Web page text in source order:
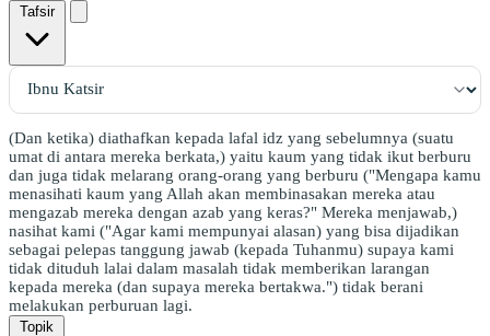
Tafsir
(Dan ketika) diathafkan kepada lafal idz yang sebelumnya (suatu
umat di antara mereka berkata,) yaitu kaum yang tidak ikut berburu
dan juga tidak melarang orang-orang yang berburu ("Mengapa kamu
menasihati kaum yang Allah akan membinasakan mereka atau
mengazab mereka dengan azab yang keras?" Mereka menjawab,)
nasihat kami ("Agar kami mempunyai alasan) yang bisa dijadikan
sebagai pelepas tanggung jawab (kepada Tuhanmu) supaya kami
tidak dituduh lalai dalam masalah tidak memberikan larangan
kepada mereka (dan supaya mereka bertakwa.") tidak berani
melakukan perburuan lagi.
Topik